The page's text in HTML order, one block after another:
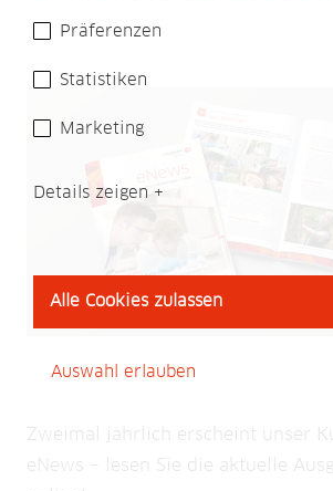
Präferenzen
Statistiken
Marketing
Details zeigen
Alle Cookies zulassen
Auswahl erlauben
Zweimal jährlich erscheint unser
eNews – lesen Sie die aktuelle